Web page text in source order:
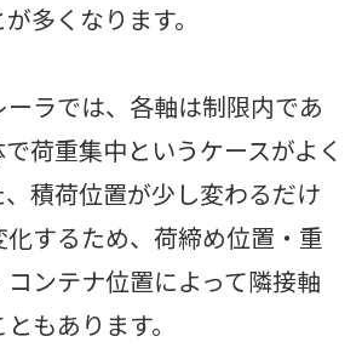
多くなります。
ラでは、各軸は制限内であ
荷重集中というケースがよく
積荷位置が少し変わるだけ
するため、荷締め位置・重
ンテナ位置によって隣接軸
もあります。